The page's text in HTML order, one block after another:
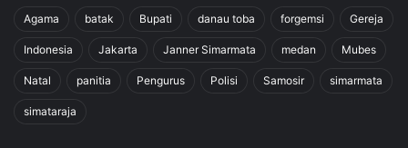
Agama batak Bupati danau toba forgemsi Gereja
Indonesia Jakarta Janner Simarmata medan Mubes
Natal panitia Pengurus Polisi Samosir simarmata
simataraja